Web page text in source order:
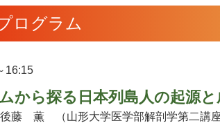
ログラム
16:15
から探る日本列島人の起源と
後藤 薫 （山形大学医学部解剖学第二講座